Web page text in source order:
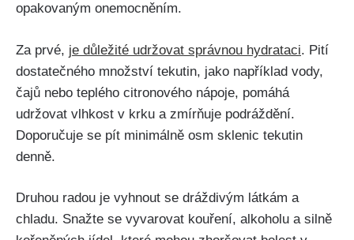
opakovaným onemocněním.
Za​ prvé, je důležité⁤ udržovat ​správnou hydrataci. Pití
⁢dostatečného množství ⁣tekutin,‍ jako například vody,⁣
čajů⁢ nebo teplého citronového nápoje, pomáhá⁢
udržovat vlhkost v krku a⁣ zmírňuje podráždění.⁣
Doporučuje se pít minimálně‍ osm sklenic tekutin
denně.
Druhou‍ radou je vyhnout ​se dráždivým látkám a⁤
chladu. ‌Snažte⁢ se vyvarovat‌ kouření, alkoholu a silně